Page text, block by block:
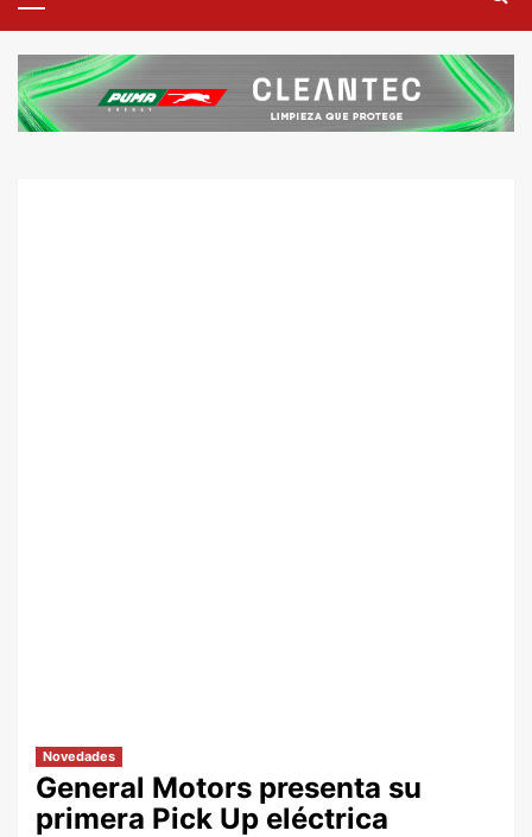
Novedades
General Motors presenta su
primera Pick Up eléctrica